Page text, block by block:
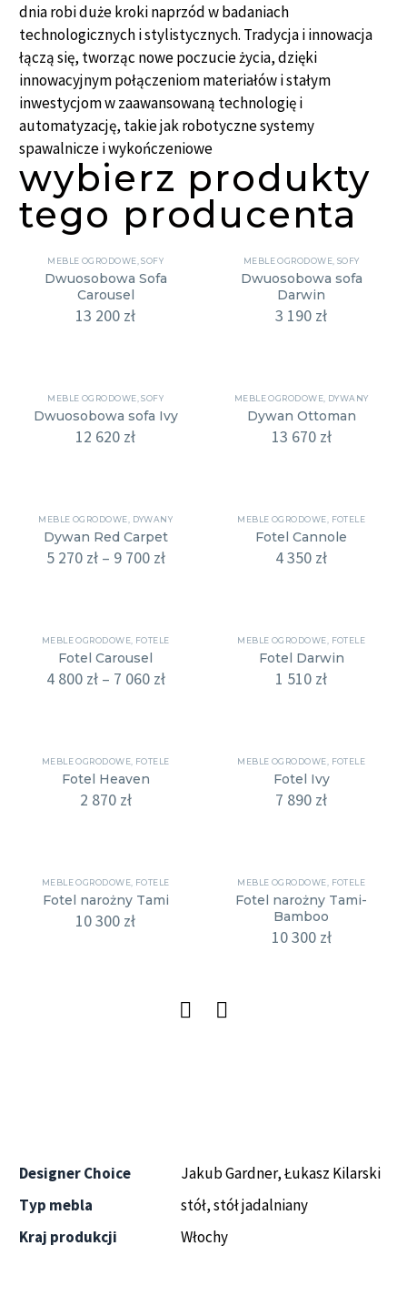
dnia robi duże kroki naprzód w badaniach
technologicznych i stylistycznych. Tradycja i innowacja
łączą się, tworząc nowe poczucie życia, dzięki
innowacyjnym połączeniom materiałów i stałym
inwestycjom w zaawansowaną technologię i
automatyzację, takie jak robotyczne systemy
spawalnicze i wykończeniowe
wybierz produkty
tego producenta
MEBLE OGRODOWE ,SOFY
Dwuosobowa Sofa
Carousel
13 200 zł
MEBLE OGRODOWE SOFY
Dwuosobowa sofa
Darwin
3 190 zł
MEBLE OGRODOWE ,SOFY
Dwuosobowa sofa Ivy
12 620 zł
MEBLE OGRODOWE DYWANY
Dywan Ottoman
13 670 zł
MEBLE OGRODOWE DYWANY
Dywan Red Carpet
5 270 zł – 9 700 zł
MEBLE OGRODOWE FOTELE
Fotel Cannole
4 350 zł
MEBLE OGRODOWE FOTELE
Fotel Carousel
4 800 zł – 7 060 zł
MEBLE OGRODOWE FOTELE
Fotel Darwin
1 510 zł
MEBLE OGRODOWE FOTELE
Fotel Heaven
2 870 zł
MEBLE OGRODOWE FOTELE
Fotel Ivy
7 890 zł
MEBLE OGRODOWE FOTELE
Fotel narożny Tami
10 300 zł
MEBLE OGRODOWE FOTELE
Fotel narożny Tami-
Bamboo
10 300 zł
Designer Choice
Jakub Gardner, Łukasz Kilarski
Typ mebla
stół, stół jadalniany
Kraj produkcji
Włochy